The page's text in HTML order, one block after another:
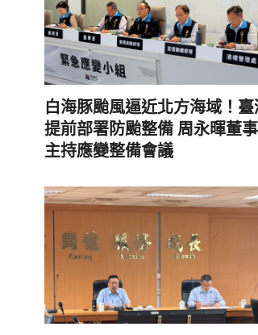
白海豚颱風逼近北方海域！
提前部署防颱整備 周永暉董
主持應變整備會議